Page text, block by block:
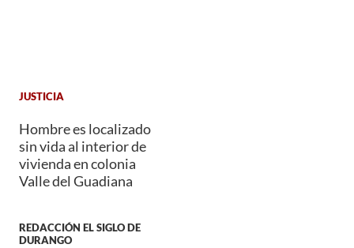
JUSTICIA
Hombre es localizado
sin vida al interior de
vivienda en colonia
Valle del Guadiana
REDACCIÓN EL SIGLO DE
DURANGO